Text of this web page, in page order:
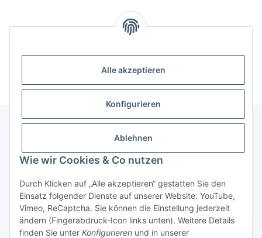
Alle akzeptieren
Konfigurieren
Ablehnen
Wie wir Cookies & Co nutzen
Durch Klicken auf „Alle akzeptieren“ gestatten Sie den
Einsatz folgender Dienste auf unserer Website: YouTube,
Vimeo, ReCaptcha. Sie können die Einstellung jederzeit
ändern (Fingerabdruck-Icon links unten). Weitere Details
finden Sie unter Konfigurieren und in unserer
Gesetzliche Informationen
Vertrag widerrufen